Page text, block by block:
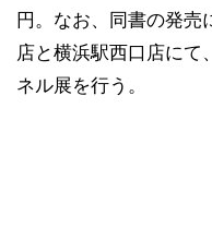
円。なお、同書の発売
店と横浜駅西口店にて
ネル展を行う。